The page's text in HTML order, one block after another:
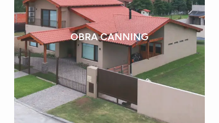
OBRA CANNING